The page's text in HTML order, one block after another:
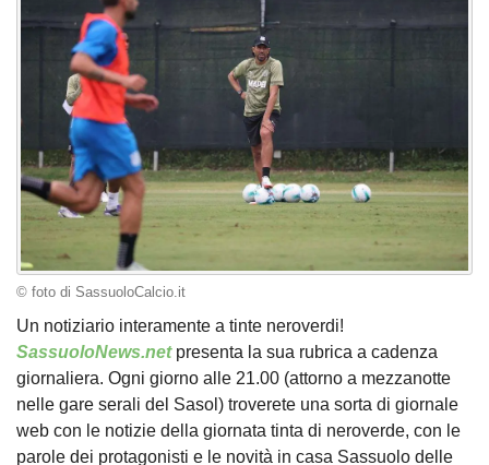
© foto di SassuoloCalcio.it
Un notiziario interamente a tinte neroverdi!
SassuoloNews.netpresenta la sua rubrica a cadenza
giornaliera. Ogni giorno alle 21.00 (attorno a mezzanotte
nelle gare serali del Sasol) troverete una sorta di giornale
web con le notizie della giornata tinta di neroverde, con le
parole dei protagonisti e le novità in casa Sassuolo delle